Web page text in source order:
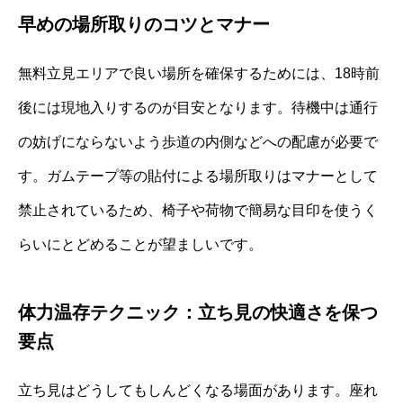
早めの場所取りのコツとマナー
無料立見エリアで良い場所を確保するためには、18時前
後には現地入りするのが目安となります。待機中は通行
の妨げにならないよう歩道の内側などへの配慮が必要で
す。ガムテープ等の貼付による場所取りはマナーとして
禁止されているため、椅子や荷物で簡易な目印を使うく
らいにとどめることが望ましいです。
体力温存テクニック：立ち見の快適さを保つ
要点
立ち見はどうしてもしんどくなる場面があります。座れ